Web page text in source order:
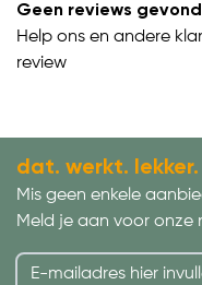
Geen reviews
Help ons en andere
review
dat. werkt. lekker.
Mis geen enkele
Meld je aan voor onze